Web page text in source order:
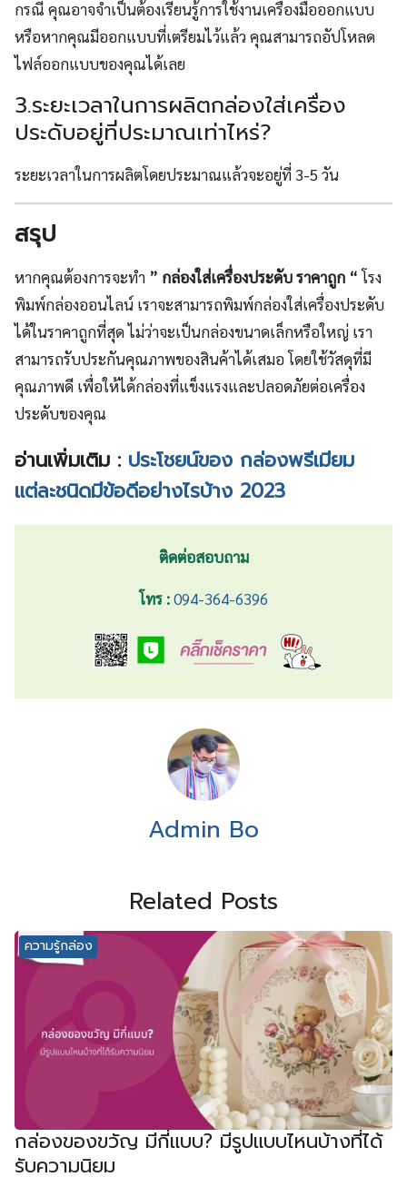
กรณี คุณอาจจำเป็นต้องเรียนรู้การใช้งานเครื่องมือออกแบบ
หรือหากคุณมีออกแบบที่เตรียมไว้แล้ว คุณสามารถอัปโหลด
ไฟล์ออกแบบของคุณได้เลย
3.ระยะเวลาในการผลิตกล่องใส่เครื่อง
ประดับอยู่ที่ประมาณเท่าไหร่?
ระยะเวลาในการผลิตโดยประมาณแล้วจะอยู่ที่ 3-5 วัน
สรุป
หากคุณต้องการจะทำ ” กล่องใส่เครื่องประดับ ราคาถูก “โรง
พิมพ์กล่องออนไลน์ เราจะสามารถพิมพ์กล่องใส่เครื่องประดับ
ได้ในราคาถูกที่สุด ไม่ว่าจะเป็นกล่องขนาดเล็กหรือใหญ่ เรา
สามารถรับประกันคุณภาพของสินค้าได้เสมอ โดยใช้วัสดุที่มี
คุณภาพดี เพื่อให้ได้กล่องที่แข็งแรงและปลอดภัยต่อเครื่อง
ประดับของคุณ
อ่านเพิ่มเติม : ประโชยน์ของ กล่องพรีเมียม
แต่ละชนิดมีข้อดีอย่างไรบ้าง 2023
ติดต่อสอบถาม
โทร :094-364-6396
Admin Bo
Related Posts
ความรู้กล่อง
กล่องของขวัญ มีกี่แบบ? มีรูปแบบไหนบ้างที่ได้
รับความนิยม